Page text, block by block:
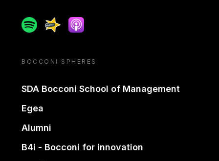
SpotifySpreakerApple podcast
BOCCONI SPHERES
SDA Bocconi School of Management
Egea
Alumni
B4i - Bocconi for innovation